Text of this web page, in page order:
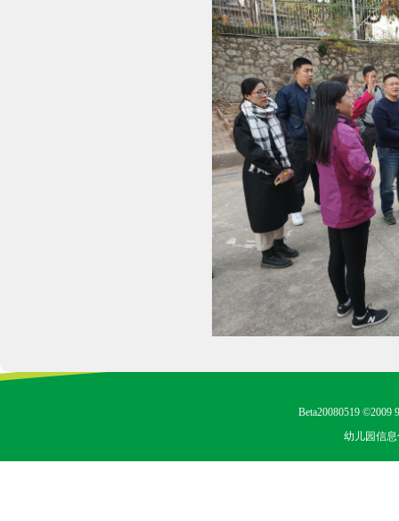
Beta20080519 ©2009
幼儿园信